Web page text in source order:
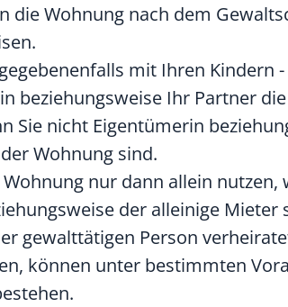
die Wohnung nach dem
mit Ihren Kindern
beziehungsweise Ihr Partner
Sie nicht Eigentümerin
Wohnung sind.
nur dann allein
der alleinige Mieter
gewalttätigen Person
können unter bestimmten